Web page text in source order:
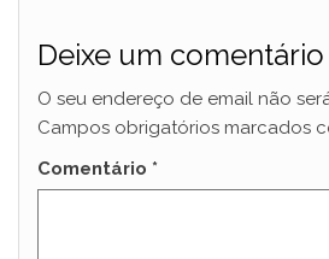
Deixe um comentário
O seu endereço de email não
Campos obrigatórios marcados
Comentário *